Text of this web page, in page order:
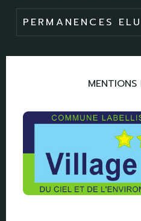
PERMANENCES
MENTIONS